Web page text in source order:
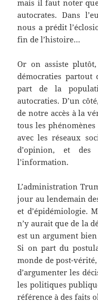
mais il faut noter que
autocrates. Dans
nous a prédit
fin de l’histoire…
Or on assiste
démocraties partout
part de la
autocraties. D’un
de notre accès à la
tous les
avec les réseaux
d’opinion, et
l’information.
L’administration
jour au lendemain
et d’épidémiologie.
n’y aurait que de la
est un argument
Si on part du
monde de post-
d’argumenter les
les politiques
référence à des faits